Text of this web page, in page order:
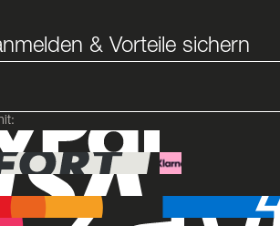
& Vorteile sichern